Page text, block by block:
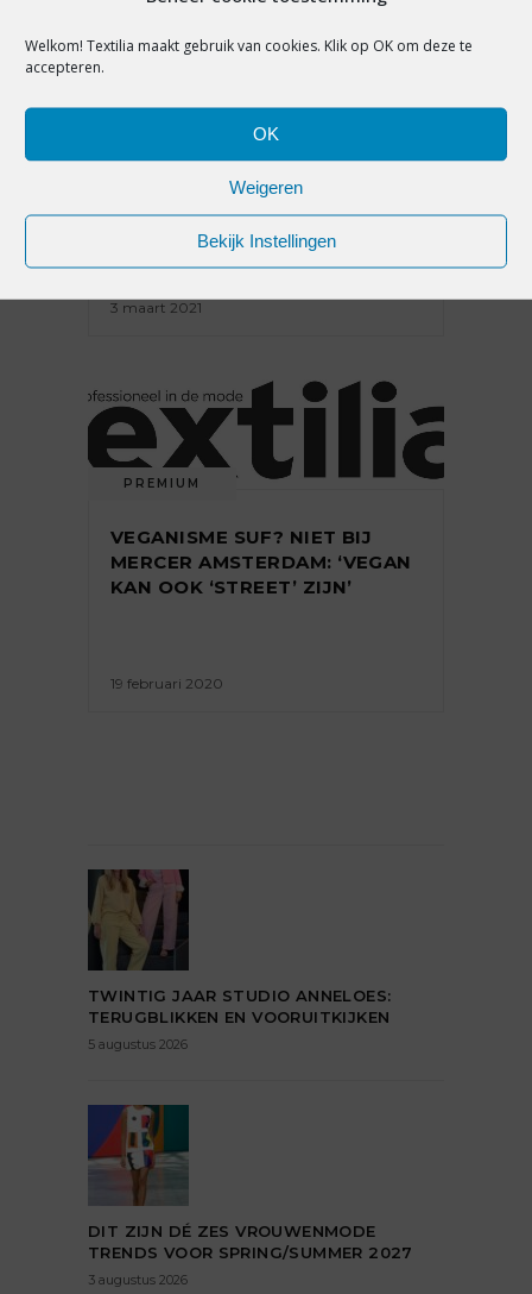
Welkom! Textilia maakt gebruik van cookies. Klik op OK om deze te
accepteren.
OK
Weigeren
Bekijk Instellingen
PREMIUM
BINNENKIJKEN: DIT IS DE
EERSTE BRANDSTORE VAN
MERCER AMSTERDAM
3 maart 2021
PREMIUM
VEGANISME SUF? NIET BIJ
MERCER AMSTERDAM: ‘VEGAN
KAN OOK ‘STREET’ ZIJN’
19 februari 2020
TWINTIG JAAR STUDIO ANNELOES:
TERUGBLIKKEN EN VOORUITKIJKEN
5 augustus 2026
DIT ZIJN DÉ ZES VROUWENMODE
TRENDS VOOR SPRING/SUMMER 2027
3 augustus 2026